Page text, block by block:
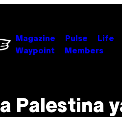
Magazine Pulse Life
Waypoint
Members
Palestina